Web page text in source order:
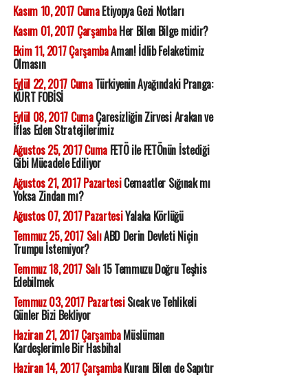
Kasım 10, 2017 CumaEtiyopya Gezi Notları
Kasım 01, 2017 ÇarşambaHer Bilen Bilge midir?
Ekim 11, 2017 ÇarşambaAman! İdlib Felaketimiz
Olmasın
Eylül 22, 2017 CumaTürkiyenin Ayağındaki Pranga:
KÜRT FOBİSİ
Eylül 08, 2017 CumaÇaresizliğin Zirvesi Arakan ve
İflas Eden Stratejilerimiz
Ağustos 25, 2017 CumaFETÖ ile FETÖnün İstediği
Gibi Mücadele Ediliyor
Ağustos 21, 2017 PazartesiCemaatler Sığınak mı
Yoksa Zindan mı?
Ağustos 07, 2017 PazartesiYalaka Körlüğü
Temmuz 25, 2017 SalıABD Derin Devleti Niçin
Trumpu İstemiyor?
Temmuz 18, 2017 Salı15 Temmuzu Doğru Teşhis
Edebilmek
Temmuz 03, 2017 PazartesiSıcak ve Tehlikeli
Günler Bizi Bekliyor
Haziran 21, 2017 ÇarşambaMüslüman
Kardeşlerimle Bir Hasbihal
Haziran 14, 2017 ÇarşambaKuranı Bilen de Sapıtır